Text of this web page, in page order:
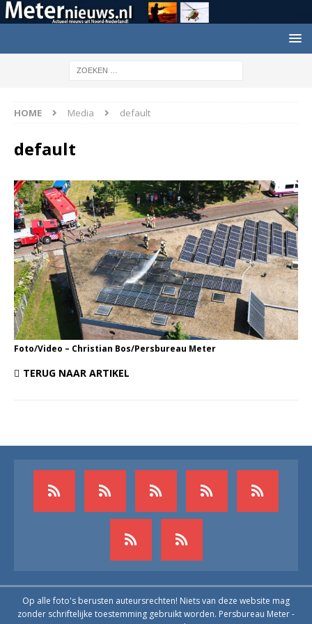
HOME Media default
default
Foto/Video – Christian Bos/Persbureau Meter
TERUG NAAR ARTIKEL
Op alle foto's berusten auteursrechten! Niets van deze website mag
zonder schriftelijke toestemming gebruikt worden. Persbureau Meter -